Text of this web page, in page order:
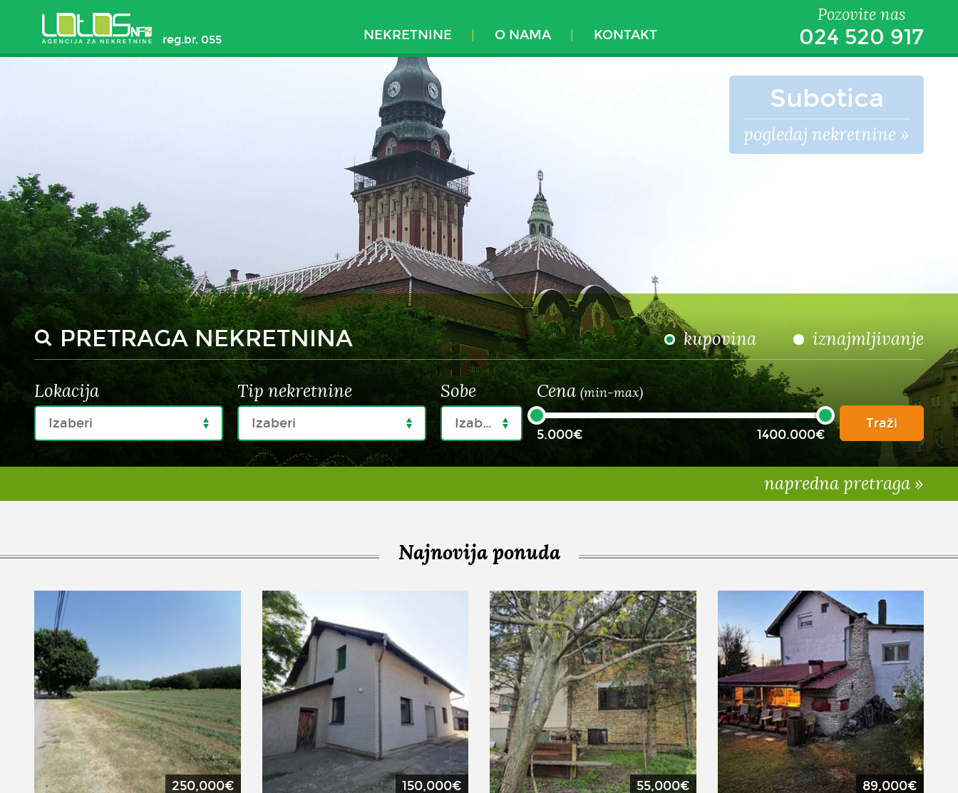
reg.br. 055
Pozovite nas
024 520 917
NEKRETNINE O NAMA KONTAKT
Subotica
pogledaj nekretnine »
PRETRAGA NEKRETNINA kupovina iznajmljivanje
Lokacija
Izaberi
Tip nekretnine
Izaberi
Sobe
Izaberi
Cena (min-max)
5.000€ 1400.000€
Traži
napredna pretraga »
Najnovija ponuda
250,000€
150,000€
55,000€
89,000€